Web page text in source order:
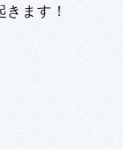
ます！